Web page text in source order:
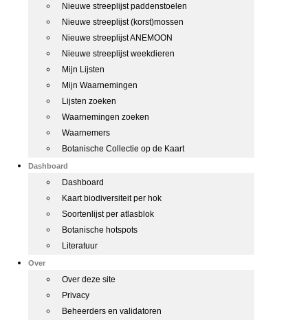
Nieuwe streeplijst paddenstoelen
Nieuwe streeplijst (korst)mossen
Nieuwe streeplijst ANEMOON
Nieuwe streeplijst weekdieren
Mijn Lijsten
Mijn Waarnemingen
Lijsten zoeken
Waarnemingen zoeken
Waarnemers
Botanische Collectie op de Kaart
Dashboard
Dashboard
Kaart biodiversiteit per hok
Soortenlijst per atlasblok
Botanische hotspots
Literatuur
Over
Over deze site
Privacy
Beheerders en validatoren